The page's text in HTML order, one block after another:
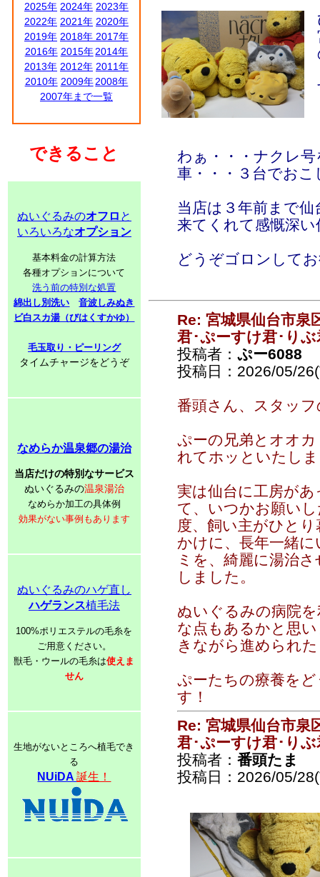
2025年 2024年 2023年
2022年 2021年 2020年
2019年 2018年 2017年
2016年 2015年 2014年
2013年 2012年 2011年
2010年 2009年 2008年
2007年まで一覧
できること
ぬいぐるみのオフロ と
いろいろなオプション
基本料金の計算方法
各種オプションについて
洗う前の特別な処置
綿出し別洗い
音波しみぬき
ビ白スカ湯（びはくすかゆ）
毛玉取り・ピーリング
タイムチャージをどうぞ
なめらか温泉郷の湯治
当店だけの特別なサービス
ぬいぐるみの温泉湯治
なめらか加工の具体例
効果がない事例もあります
ぬいぐるみのハゲ直し
ハゲランス植毛法
100%ポリエステルの毛糸を
ご用意ください。
獣毛・ウールの毛糸は使えま
せん
生地がないところへ植毛でき
る
NUiDA誕生！
わぁ・・・ナクレ
車・・・３台でおこ
当店は３年前まで
来てくれて感慨深
どうぞゴロンして
Re: 宮城県仙台市泉
君･ぷーすけ君･りぶ
投稿者： ぷー6088
投稿日：2026/05/
番頭さん、スタッ
ぷーの兄弟とオオ
れてホッといたし
実は仙台に工房が
て、いつかお願い
度、飼い主がひと
かけに、長年一緒
ミを、綺麗に湯治
しました。
ぬいぐるみの病院
な点もあるかと思
きながら進められ
ぷーたちの療養を
す！
Re: 宮城県仙台市泉
君･ぷーすけ君･りぶ
投稿者： 番頭たま
投稿日：2026/05/